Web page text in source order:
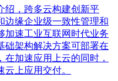
绍，跨多云构建创新平
边缘企业级一致性管理和
加速工业互联网时代业务
础架构解决方案可部署在
加速应用上云的同时，
上应用交付。